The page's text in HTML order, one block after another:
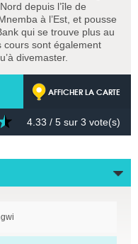
depuis l’île de
à l’Est, et pousse
qui se trouve plus au
cours sont également
divemaster.
AFFICHER LA CARTE
4.33 / 5 sur 3 vote(s)